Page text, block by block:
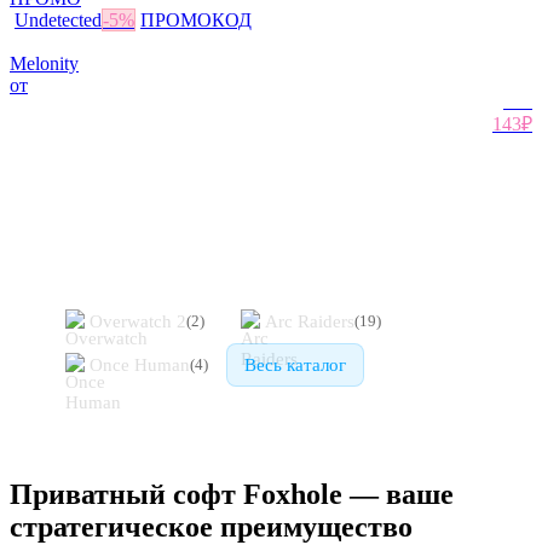
Undetected-5% ПРОМОКОД
Melonity
от
143₽
Overwatch 2(2) Arc Raiders(19)
Once Human(4) Весь каталог
Приватный софт Foxhole — ваше
стратегическое преимущество